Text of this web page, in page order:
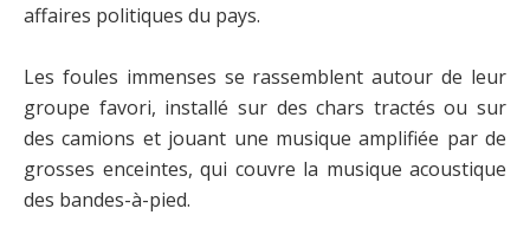
affaires politiques du pays.
Les foules immenses se rassemblent autour de leur
groupe favori, installé sur des chars tractés ou sur
des camions et jouant une musique amplifiée par de
grosses enceintes, qui couvre la musique acoustique
des bandes-à-pied.